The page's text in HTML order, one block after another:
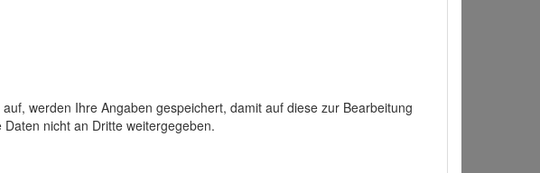
werden Ihre Angaben gespeichert, damit auf diese zur Bearbeitung
nicht an Dritte weitergegeben.